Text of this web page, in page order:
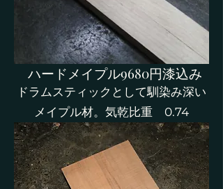
ハードメイプル9680円漆込み
​ドラムスティックとして馴染み深い
メイプル材。気乾比重 0.74